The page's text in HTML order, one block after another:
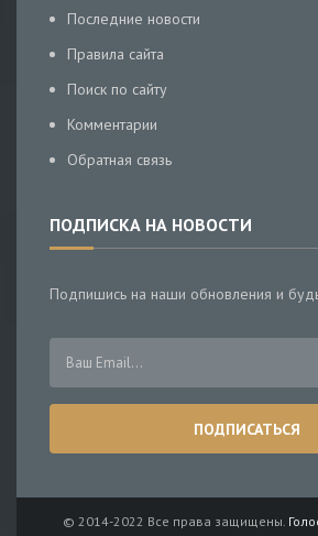
Последние новости
Правила сайта
Поиск по сайту
Комментарии
Обратная связь
ПОДПИСКА НА НОВОСТИ
Подпишись на наши обновления и
© 2014-2022 Все права защищены.